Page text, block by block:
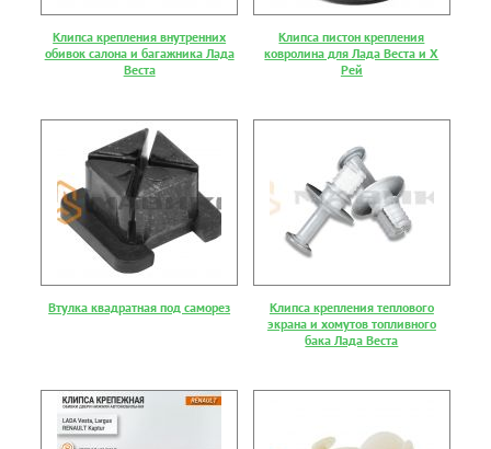
Клипса крепления внутренних
обивок салона и багажника Лада
Веста
Клипса пистон крепления
ковролина для Лада Веста и Х
Рей
Втулка квадратная под саморез
Клипса крепления теплового
экрана и хомутов топливного
бака Лада Веста